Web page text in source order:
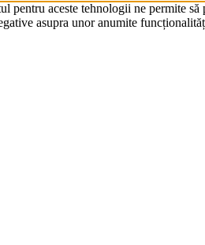
aceste tehnologii ne permite să
asupra unor anumite